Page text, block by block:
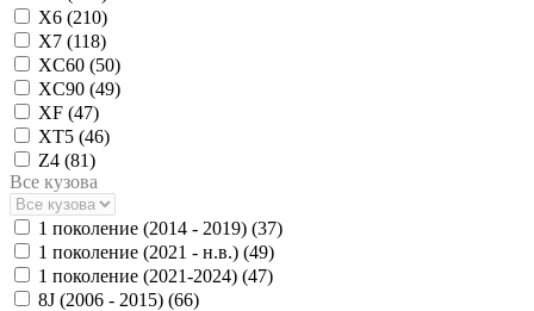
X6 (210)
X7 (118)
XC60 (50)
XC90 (49)
XF (47)
XT5 (46)
Z4 (81)
Все кузова
1 поколение (2014 - 2019) (37)
1 поколение (2021 - н.в.) (49)
1 поколение (2021-2024) (47)
8J (2006 - 2015) (66)